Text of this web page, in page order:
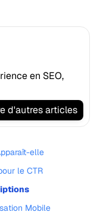
en SEO,
d'autres articles
elle
le CTR
Mobile